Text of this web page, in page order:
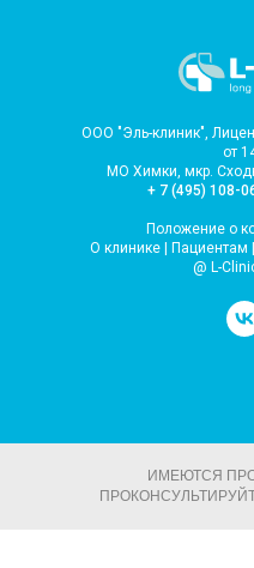
ООО "Эль-клиник",
от
МО Химки, мкр.
+ 7 (495) 108-
Положение о
О клинике | Пациентам |
@ L-
ИМЕЮТСЯ